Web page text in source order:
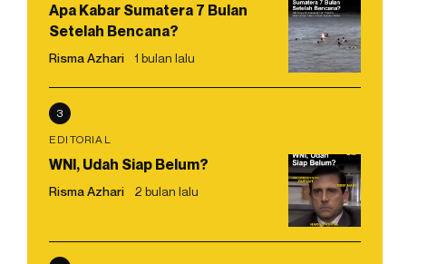
Apa Kabar Sumatera 7 Bulan
Setelah Bencana?
Risma Azhari 1 bulan lalu
3
EDITORIAL
WNI, Udah Siap Belum?
Risma Azhari 2 bulan lalu